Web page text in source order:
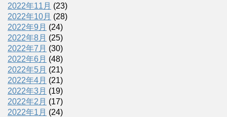
2022年11月 (23)
2022年10月 (28)
2022年9月 (24)
2022年8月 (25)
2022年7月 (30)
2022年6月 (48)
2022年5月 (21)
2022年4月 (21)
2022年3月 (19)
2022年2月 (17)
2022年1月 (24)